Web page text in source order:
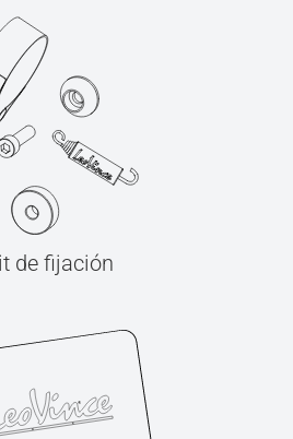
de fijación